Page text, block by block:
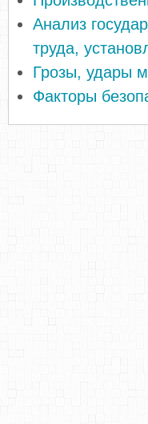
Анализ
труда,
Грозы, удары
Факторы